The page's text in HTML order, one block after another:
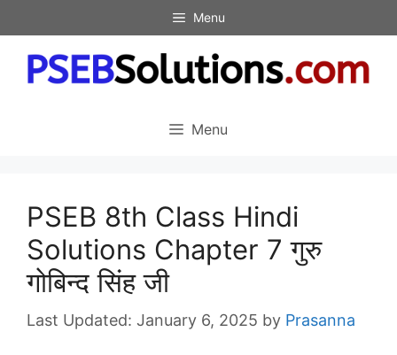
to
content
Menu
Menu
PSEB 8th Class Hindi
Solutions Chapter 7 गुरु
गोबिन्द सिंह जी
January 6, 2025 by Prasanna